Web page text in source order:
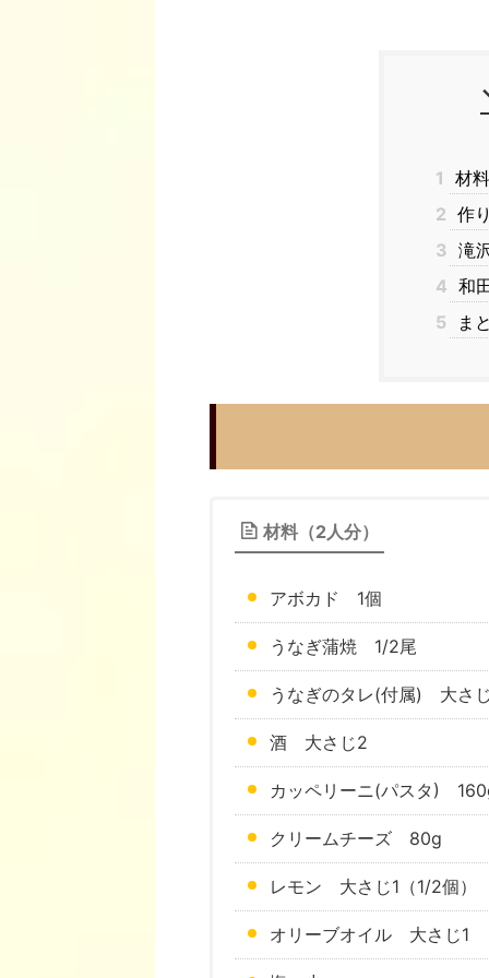
1 材料
2 作
3 滝
4 和
5
ま
材料（2人分）
アボカド 1個
うなぎ蒲焼 1/2尾
うなぎのタレ(付属) 大さ
酒 大さじ2
カッペリーニ(パスタ)
クリームチーズ 80g
レモン 大さじ1（1/2個）
オリーブオイル 大さじ1